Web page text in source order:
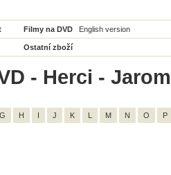
Filmy na DVD English version
Ostatní zboží
- Herci -
G H I J K L M N O P